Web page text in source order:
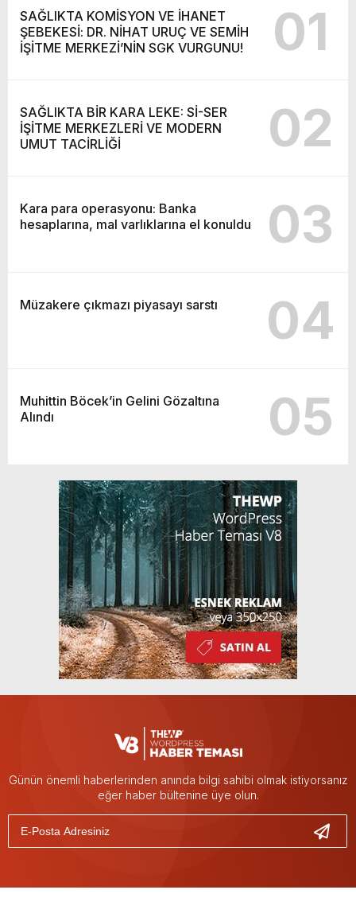
SAĞLIKTA KOMİSYON VE İHANET
ŞEBEKESİ: DR. NİHAT URUÇ VE SEMİH
İŞİTME MERKEZİ’NİN SGK VURGUNU!
01
SAĞLIKTA BİR KARA LEKE: Sİ-SER
İŞİTME MERKEZLERİ VE MODERN
UMUT TACİRLİĞİ
02
Kara para operasyonu: Banka
hesaplarına, mal varlıklarına el konuldu
03
Müzakere çıkmazı piyasayı sarstı 04
Muhittin Böcek’in Gelini Gözaltına
Alındı
05
Günün önemli haberlerinden anında bilgi sahibi olmak istiyorsanız
eğer haber bültenine üye olun.